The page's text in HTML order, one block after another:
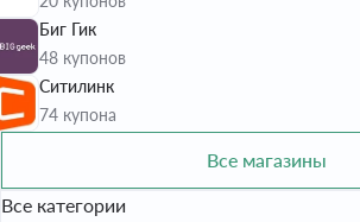
Биг Гик
48 купонов
Ситилинк
74 купона
Все магазины
Все категории